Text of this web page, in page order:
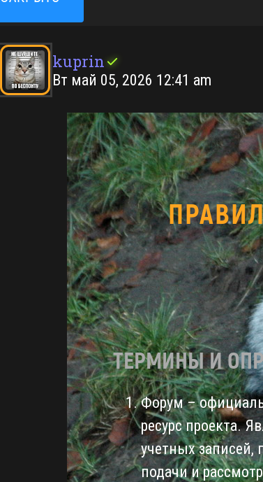
kuprincheck
Вт май 05, 2026 12:41 am
ТЕРМИНЫ И
Форум –
ресурс проекта.
учетных
подачи и